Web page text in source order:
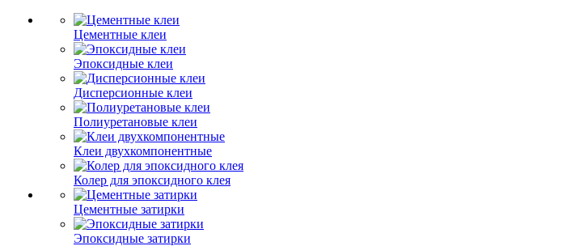
Цементные клеи
Эпоксидные клеи
Дисперсионные клеи
Полиуретановые клеи
Клеи двухкомпонентные
Колер для эпоксидного клея
Цементные затирки
Эпоксидные затирки